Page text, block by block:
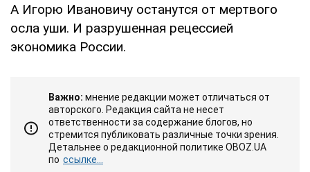
А Игорю Ивановичу останутся от мертвого
осла уши. И разрушенная рецессией
экономика России.
Важно: мнение редакции может отличаться от
авторского. Редакция сайта не несет
ответственности за содержание блогов, но
стремится публиковать различные точки зрения.
Детальнее о редакционной политике OBOZ.UA
по ссылке...